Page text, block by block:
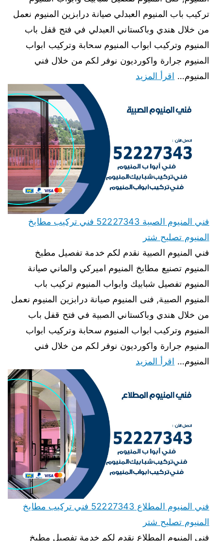
تركيب باب المنيوم العبدلي صيانة درابزين المنيوم نعمل
من خلال هندي وباكستاني العبدلي في فتح قفل باب
المنيوم وتركيب ابواب المنيوم سحابة وتركيب ابواب
المنيوم جرارة واكورديون نوفر لكم من خلال فني
المنيوم… اقرأ المزيد
فني المنيوم الصبية 52227343 فني تركيب مطابخ
المنيوم تصليح شتر
فني المنيوم الصبية نقدم لكم خدمة تفصيل مطبخ
المنيوم تصنيع مطابخ المنيوم اميركي والماني صيانة
المنيوم تفصيل شبابيك وابواب المنيوم تركيب باب
المنيوم الصبية, فنى المنيوم صيانة درابزين المنيوم نعمل
من خلال هندي وباكستاني الصبية في فتح قفل باب
المنيوم وتركيب ابواب المنيوم سحابة وتركيب ابواب
المنيوم جرارة واكورديون نوفر لكم من خلال فني
المنيوم… اقرأ المزيد
فني المنيوم المطلاع 52227343 فني تركيب مطابخ
المنيوم تصليح شتر
فني المنيوم المطلاع نقدم لكم خدمة تفصيل مطبخ